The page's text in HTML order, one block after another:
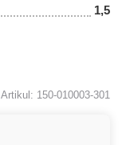
1,5
Artikul: 150-010003-301